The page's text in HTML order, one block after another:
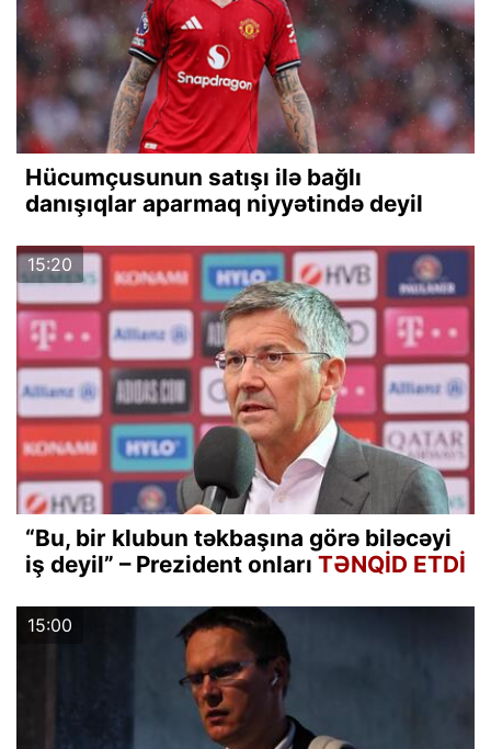
Hücumçusunun satışı ilə bağlı
danışıqlar aparmaq niyyətində deyil
15:20
“Bu, bir klubun təkbaşına görə biləcəyi
iş deyil” – Prezident onları TƏNQİD ETDİ
15:00